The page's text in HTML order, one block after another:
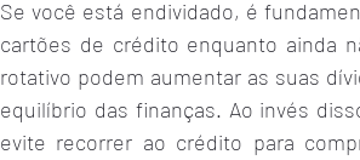
Se você está endividado, é
cartões de crédito enquanto ainda
rotativo podem aumentar as suas
equilíbrio das finanças. Ao invés
evite recorrer ao crédito para